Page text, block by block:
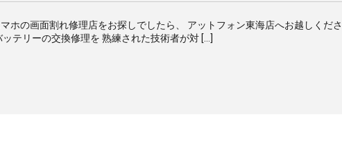
ホの画面割れ修理店をお探しでしたら、 アットフォン東海店へお越しくださ
テリーの交換修理を 熟練された技術者が対 […]